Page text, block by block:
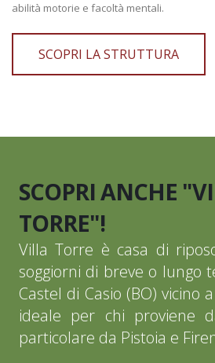
abilità motorie e facoltà mentali.
SCOPRI LA STRUTTURA
SCOPRI ANCHE
TORRE"!
Villa Torre è casa di
soggiorni di breve o lungo
Castel di Casio (BO) vicino
ideale per chi proviene
particolare da Pistoia e